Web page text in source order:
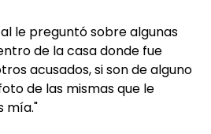
le preguntó sobre algunas
de la casa donde fue
acusados, si son de alguno
de las mismas que le
mía."